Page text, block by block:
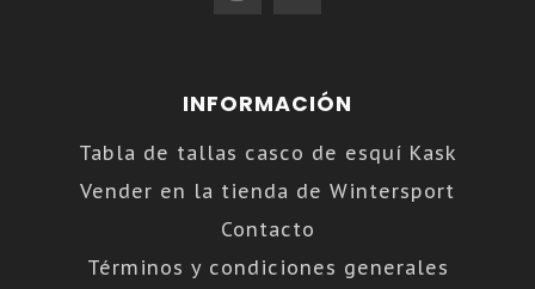
INFORMACIÓN
Tabla de tallas casco de esquí Kask
Vender en la tienda de Wintersport
Contacto
Términos y condiciones generales